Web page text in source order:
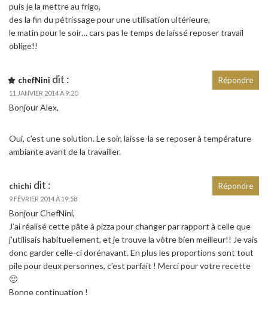
puis je la mettre au frigo,
des la fin du pétrissage pour une utilisation ultérieure,
le matin pour le soir… cars pas le temps de laissé reposer travail
oblige!!
chefNini dit :
11 JANVIER 2014 À 9:20
Bonjour Alex,
Oui, c’est une solution. Le soir, laisse-la se reposer à température
ambiante avant de la travailler.
Répondre
chichi dit :
9 FÉVRIER 2014 À 19:58
Bonjour ChefNini,
J’ai réalisé cette pâte à pizza pour changer par rapport à celle que
j’utilisais habituellement, et je trouve la vôtre bien meilleur!! Je vais
donc garder celle-ci dorénavant. En plus les proportions sont tout
pile pour deux personnes, c’est parfait ! Merci pour votre recette
🙂
Bonne continuation !
Répondre